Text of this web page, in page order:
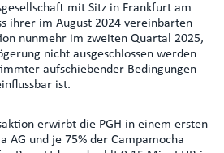
mit Sitz in Frankfurt am
ihrer im August 2024 vereinbarten
nunmehr im zweiten Quartal 2025,
nicht ausgeschlossen werden
aufschiebender Bedingungen
ist.
erwirbt die PGH in einem ersten
AG und je 75% der Campamocha